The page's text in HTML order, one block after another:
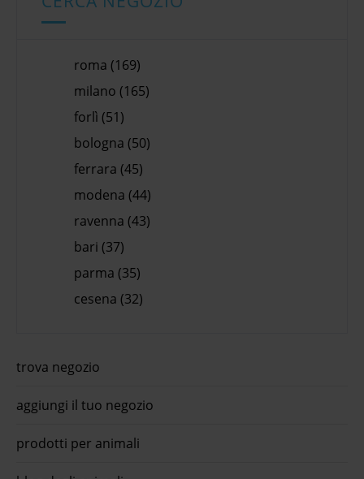
roma (169)
milano (165)
forlì (51)
bologna (50)
ferrara (45)
modena (44)
ravenna (43)
bari (37)
parma (35)
cesena (32)
trova negozio
aggiungi il tuo negozio
prodotti per animali